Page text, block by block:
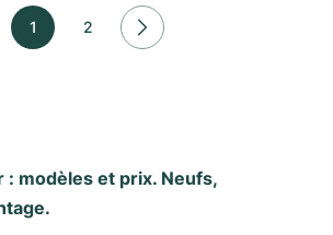
1 2
: modèles et prix. Neufs,